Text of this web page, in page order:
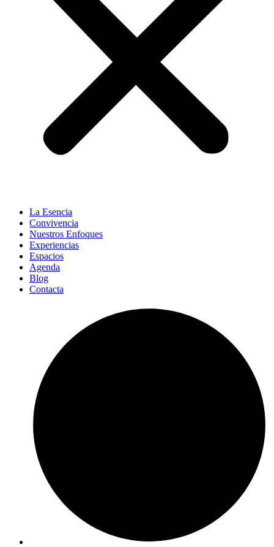
La Esencia
Convivencia
Nuestros Enfoques
Experiencias
Espacios
Agenda
Blog
Contacta